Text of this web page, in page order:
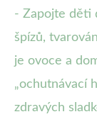
- Zapojte děti
špízů,
je ovoce a
„ochutnávací
zdravých